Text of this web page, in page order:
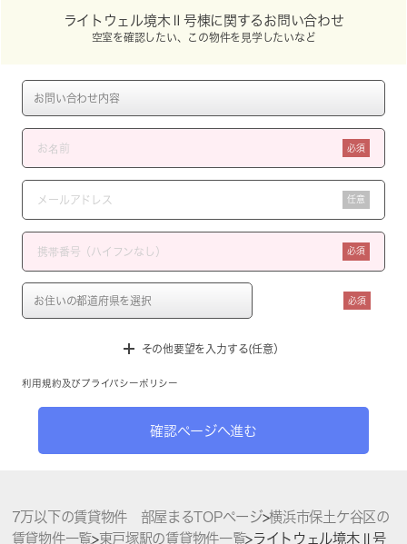
ライトウェル境木Ⅱ号棟に関するお問い合わせ
空室を確認したい、この物件を見学したいなど
必須
任意
必須
必須
その他要望を入力する(任意）
利用規約 及び プライバシーポリシー
確認ページへ進む
7万以下の賃貸物件 部屋まるTOPページ>横浜市保土ケ谷区の
賃貸物件一覧>東戸塚駅の賃貸物件一覧>ライトウェル境木Ⅱ号